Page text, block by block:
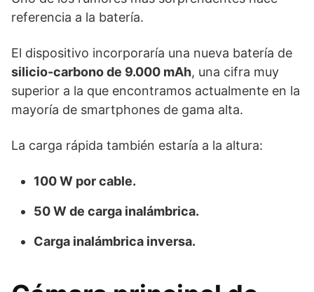
referencia a la batería.
El dispositivo incorporaría una nueva batería de
silicio-carbono de 9.000 mAh, una cifra muy
superior a la que encontramos actualmente en la
mayoría de smartphones de gama alta.
La carga rápida también estaría a la altura:
100 W por cable.
50 W de carga inalámbrica.
Carga inalámbrica inversa.